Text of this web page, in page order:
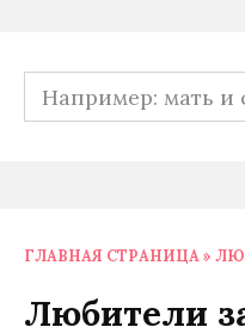
Search
for:
ГЛАВНАЯ СТРАНИЦА »
Любители